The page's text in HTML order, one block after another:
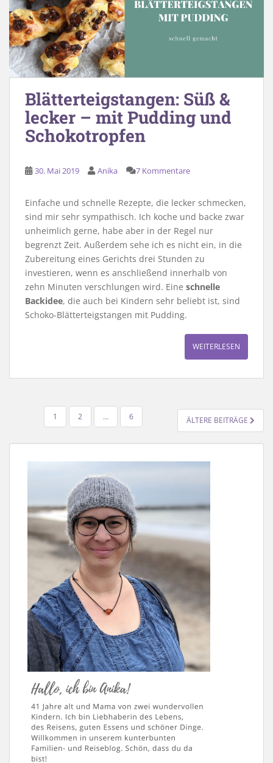
Blätterteigstangen: Süß &
lecker – mit Pudding und
Schokotropfen
30. Mai 2019 Anika 7 Kommentare
Einfache und schnelle Rezepte, die lecker schmecken,
sind mir sehr sympathisch. Ich koche und backe zwar
unheimlich gerne, habe aber in der Regel nur
begrenzt Zeit. Außerdem sehe ich es nicht ein, in die
Zubereitung eines Gerichts drei Stunden zu
investieren, wenn es anschließend innerhalb von
zehn Minuten verschlungen wird. Eine schnelle
Backidee, die auch bei Kindern sehr beliebt ist, sind
Schoko-Blätterteigstangen mit Pudding.
WEITERLESEN
SEITENNUMMERIERUNG
BEITRÄGE
1 2 … 6 ÄLTERE BEITRÄGE